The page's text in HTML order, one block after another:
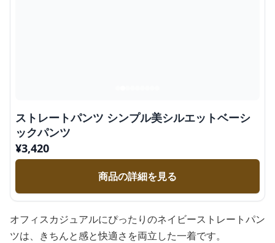
ストレートパンツ シンプル美シルエットベーシ
ックパンツ
¥3,420
商品の詳細を見る
オフィスカジュアルにぴったりのネイビーストレートパン
ツは、きちんと感と快適さを両立した一着です。